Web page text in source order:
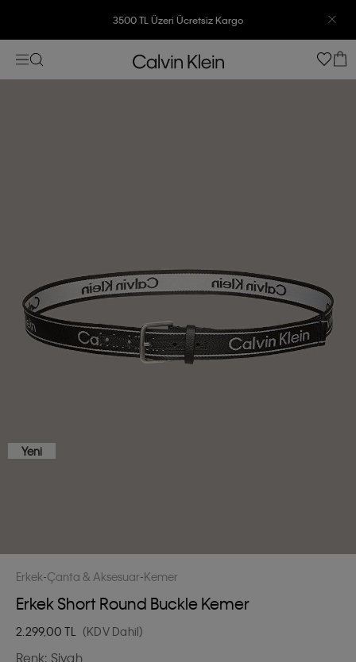
3500 TL Üzeri Ücretsiz Kargo
7500 TL Ve Üzeri Alışverişlerinizde 6 Taksit İmkanı
Yeni
Erkek Çanta & Aksesuar Kemer
Erkek Short Round Buckle Kemer
2.299,00 TL (KDV Dahil)
Renk: Siyah